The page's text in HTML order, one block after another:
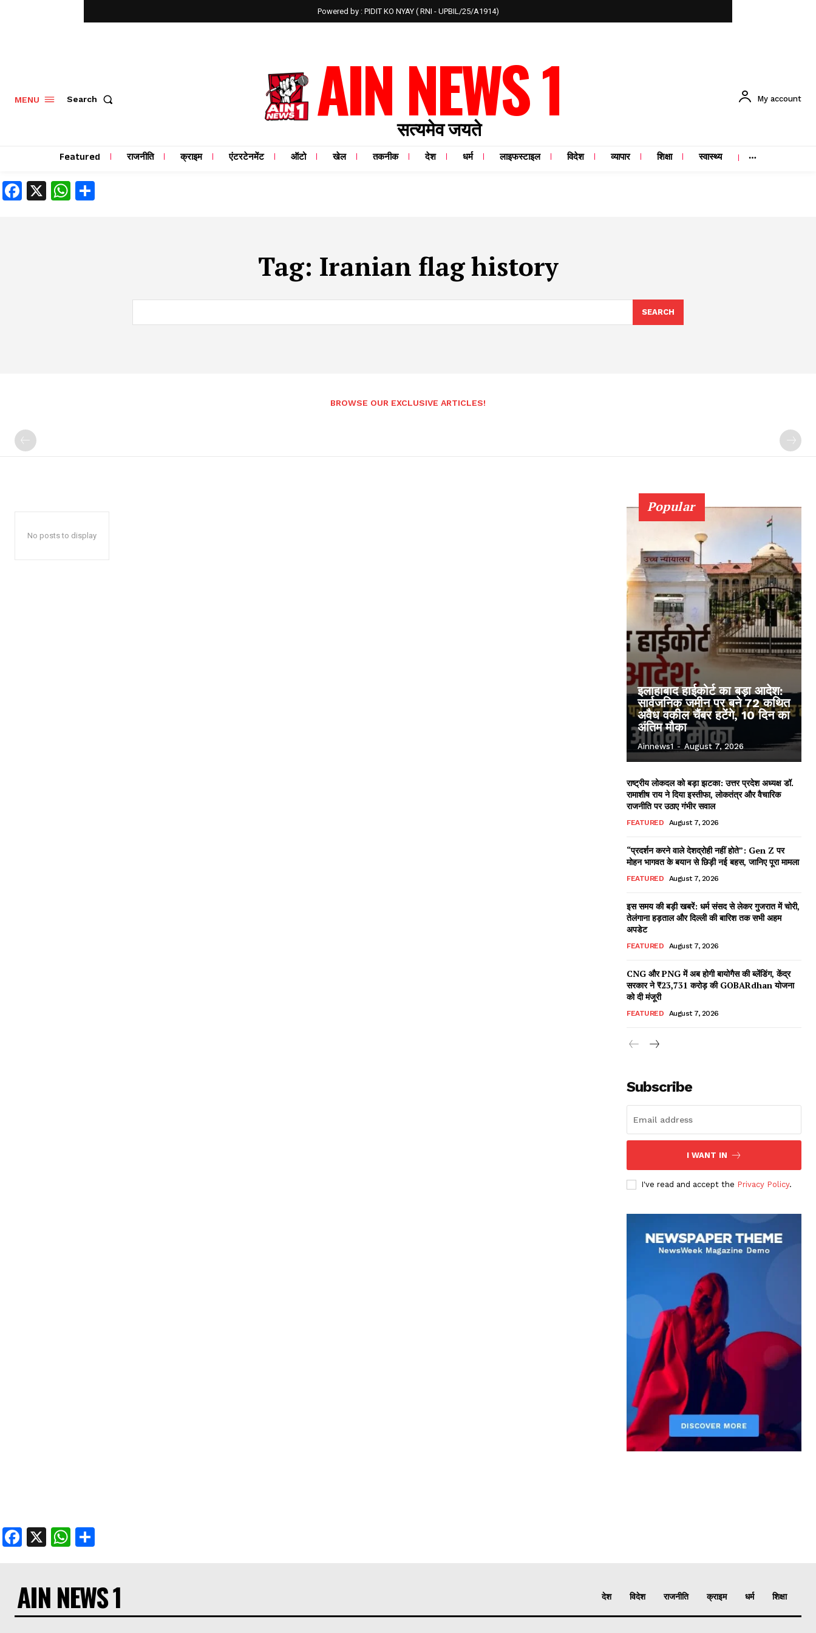
Powered by : PIDIT KO NYAY ( RNI - UPBIL/25/A1914)
MENU Search AIN NEWS 1
सत्यमेव जयते
My account
Featured राजनीति क्राइम एंटरटेनमेंट ऑटो खेल तकनीक देश धर्म लाइफस्टाइल विदेश व्यापार शिक्षा स्वास्थ्य
Facebook
X WhatsApp
Tag: Iranian flag history
SEARCH
BROWSE OUR EXCLUSIVE ARTICLES!
No posts to display
Popular
इलाहाबाद हाईकोर्ट का बड़ा आदेश:
सार्वजनिक जमीन पर बने 72 कथित
अवैध वकील चैंबर हटेंगे, 10 दिन का
अंतिम मौका
Ainnews1 - August 7, 2026
राष्ट्रीय लोकदल को बड़ा झटका: उत्तर प्रदेश अध्यक्ष डॉ.
रामाशीष राय ने दिया इस्तीफा, लोकतंत्र और वैचारिक
राजनीति पर उठाए गंभीर सवाल
FEATURED August 7, 2026
“प्रदर्शन करने वाले देशद्रोही नहीं होते”: Gen Z पर
मोहन भागवत के बयान से छिड़ी नई बहस, जानिए पूरा मामला
FEATURED August 7, 2026
इस समय की बड़ी खबरें: धर्म संसद से लेकर गुजरात में चोरी,
तेलंगाना हड़ताल और दिल्ली की बारिश तक सभी अहम
अपडेट
FEATURED August 7, 2026
CNG और PNG में अब होगी बायोगैस की ब्लेंडिंग, केंद्र
सरकार ने ₹23,731 करोड़ की GOBARdhan योजना
को दी मंजूरी
FEATURED August 7, 2026
Subscribe
I WANT IN
I've read and accept the Privacy Policy.
Facebook
X WhatsApp
AIN NEWS 1 देश विदेश राजनीति क्राइम धर्म शिक्षा